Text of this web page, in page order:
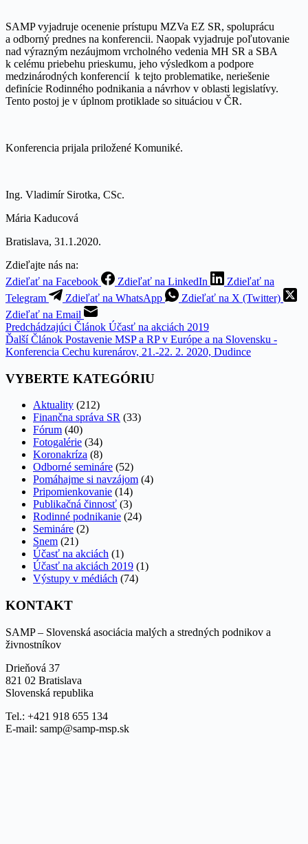
SAMP vyjadruje ocenenie prístupu MZVa EZ SR, spoluprácu
a odborný prednes na konferencii. Naopak vyjadruje poľutovanie
nad výrazným nezáujmom vrcholného vedenia MH SR a SBA
k celému priebehu prieskumu, jeho výsledkom a podpore
medzinárodných konferencií k tejto problematike, neriešenie
definície Rodinného podnikania a návrhov v oblasti legislatívy.
Tento postoj je v úplnom protiklade so situáciou v ČR.
Konferencia prijala priložené Komuniké.
Ing. Vladimír Sirotka, CSc.
Mária Kaducová
Bratislava, 31.1.2020.
Zdieľajte nás na:
Zdieľať na Facebook
Zdieľať na LinkedIn
Zdieľať na
Telegram
Zdieľať na WhatsApp
Zdieľať na X (Twitter)
Zdieľať na Email
Predchádzajúci Článok Účasť na akciách 2019
ĎalšíČlánok Postavenie MSP a RP v Európe a na Slovensku -
Konferencia Cechu kurenárov, 21.-22. 2. 2020, Dudince
VYBERTE KATEGÓRIU
Aktuality (212)
Finančna správa SR (33)
Fórum (40)
Fotogalérie (34)
Koronakríza (8)
Odborné semináre (52)
Pomáhajme si navzájom (4)
Pripomienkovanie (14)
Publikačná činnosť (3)
Rodinné podnikanie (24)
Semináre (2)
Snem (21)
Účasť na akciách (1)
Účasť na akciách 2019 (1)
Výstupy v médiách (74)
KONTAKT
SAMP – Slovenská asociácia malých a stredných podnikov a
živnostníkov
Drieňová 37
821 02 Bratislava
Slovenská republika
Tel.: +421 918 655 134
E-mail: samp@samp-msp.sk